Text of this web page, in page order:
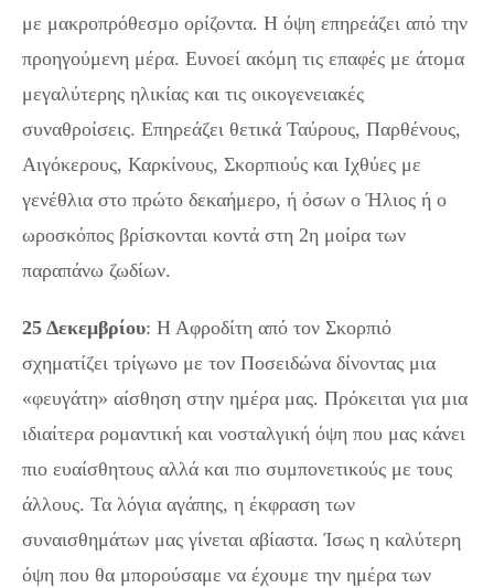
με μακροπρόθεσμο ορίζοντα. Η όψη επηρεάζει από την
προηγούμενη μέρα. Ευνοεί ακόμη τις επαφές με άτομα
μεγαλύτερης ηλικίας και τις οικογενειακές
συναθροίσεις. Επηρεάζει θετικά Ταύρους, Παρθένους,
Αιγόκερους, Καρκίνους, Σκορπιούς και Ιχθύες με
γενέθλια στο πρώτο δεκαήμερο, ή όσων ο Ήλιος ή ο
ωροσκόπος βρίσκονται κοντά στη 2η μοίρα των
παραπάνω ζωδίων.
25 Δεκεμβρίου: Η Αφροδίτη από τον Σκορπιό
σχηματίζει τρίγωνο με τον Ποσειδώνα δίνοντας μια
«φευγάτη» αίσθηση στην ημέρα μας. Πρόκειται για μια
ιδιαίτερα ρομαντική και νοσταλγική όψη που μας κάνει
πιο ευαίσθητους αλλά και πιο συμπονετικούς με τους
άλλους. Τα λόγια αγάπης, η έκφραση των
συναισθημάτων μας γίνεται αβίαστα. Ίσως η καλύτερη
όψη που θα μπορούσαμε να έχουμε την ημέρα των